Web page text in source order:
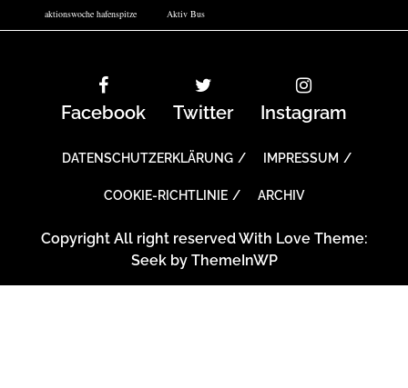
aktionswoche hafenspitze Aktiv Bus
Facebook Twitter Instagram
DATENSCHUTZERKLÄRUNG IMPRESSUM
COOKIE-RICHTLINIE ARCHIV
Copyright All right reserved With Love Theme:
Seek by ThemeInWP